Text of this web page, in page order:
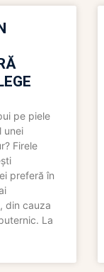
pe piele
unei
Firele
preferă în
din cauza
La